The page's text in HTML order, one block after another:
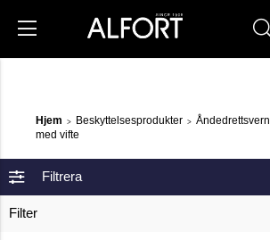
Hjem > Beskyttelsesprodukter > Åndedrettsvern
med vifte
Filtrera
Filter